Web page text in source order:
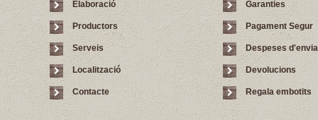
Elaboració
Productors
Serveis
Localització
Contacte
Garanties
Pagament Segur
Despeses
Devolucions
Regala embotits